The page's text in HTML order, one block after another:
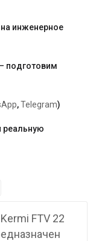
инженерное
подготовим
,Telegram)
реальную
FTV 22